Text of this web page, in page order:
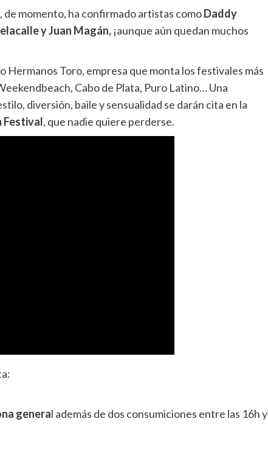
de momento, ha confirmado artistas comoDaddy
y Juan Magán, ¡aunque aún quedan muchos
Hermanos Toro, empresa que monta los festivales más
Cabo de Plata, Puro Latino… Una
diversión, baile y sensualidad se darán cita en la
Festival, que nadie quiere perderse.
general además de dos consumiciones entre las 16h y